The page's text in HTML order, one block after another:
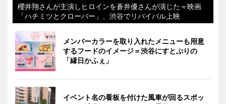
櫻井翔さんが主演しヒロインを蒼井優さんが演じた＝映画
「ハチミツとクローバー」、渋谷でリバイバル上映
メンバーカラーを取り入れたメニューも用意
するフードのイメージ＝渋谷にすとぷりの
「縁日かふぇ」
イベント名の看板を付けた風車が回るスポッ